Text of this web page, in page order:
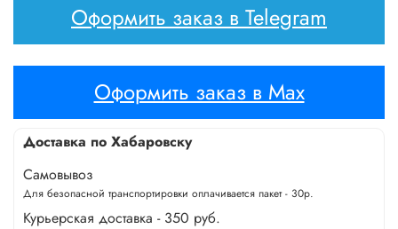
Оформить заказ в Telegram
Оформить заказ в Max
Доставка по Хабаровску
Самовывоз
Для безопасной транспортировки оплачивается пакет - 30р.
Курьерская доставка - 350 руб.